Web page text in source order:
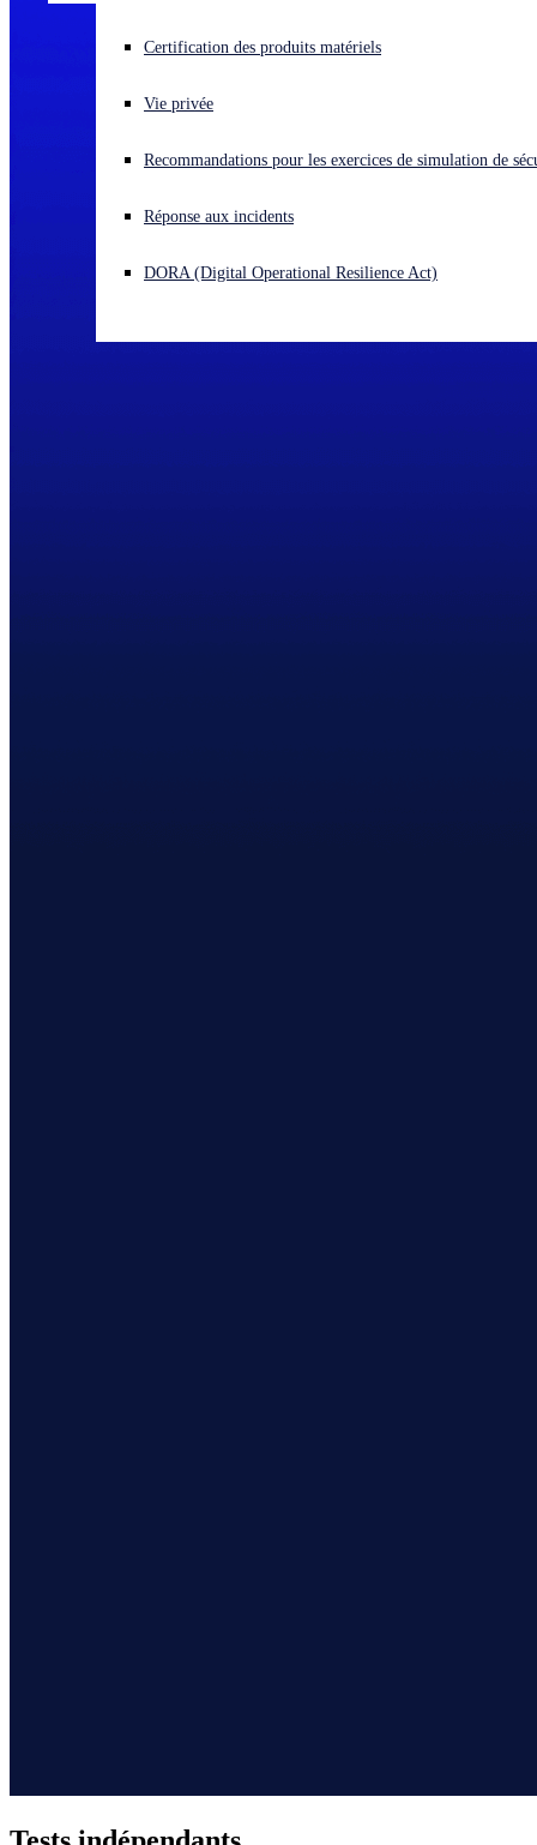
Vous subissez une cyberattaque ? Obtenez une aide immédiate.
Open language switcher
Certification des produits matériels
Vie privée
Recommandations pour les exercices de simulation de
Réponse aux incidents
DORA (Digital Operational Resilience Act)